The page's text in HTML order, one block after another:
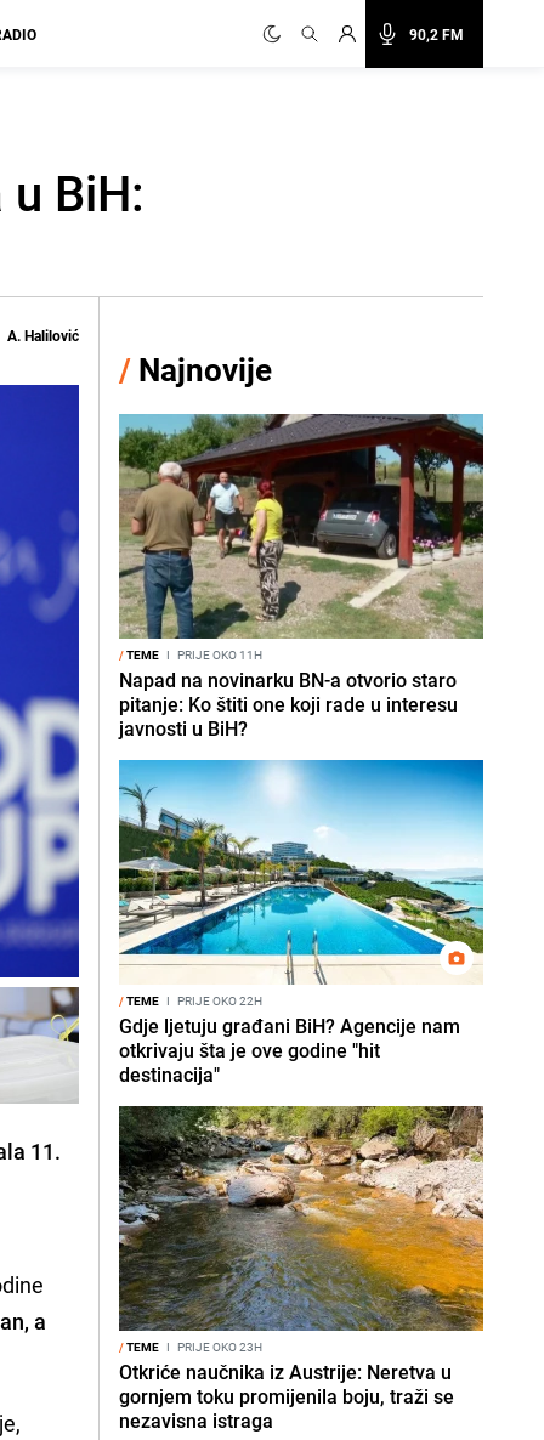
90,2 FM
BiH:
A. Halilović
11.
a
/ Najnovije
/TEME I PRIJE OKO 11H
Napad na novinarku BN-a otvorio staro
pitanje: Ko štiti one koji rade u interesu
javnosti u BiH?
/TEME I PRIJE OKO 22H
Gdje ljetuju građani BiH? Agencije nam
otkrivaju šta je ove godine "hit
destinacija"
/TEME I PRIJE OKO 23H
Otkriće naučnika iz Austrije: Neretva u
gornjem toku promijenila boju, traži se
nezavisna istraga